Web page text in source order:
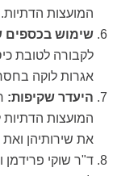
המועצות הדתיות.
שימוש בכספים
לקבורה לטובת
אגרות לוקה
היעדר שקיפות:
המועצות הדתיות
את שירותיהן ואת
ד"ר שוקי פרידמן